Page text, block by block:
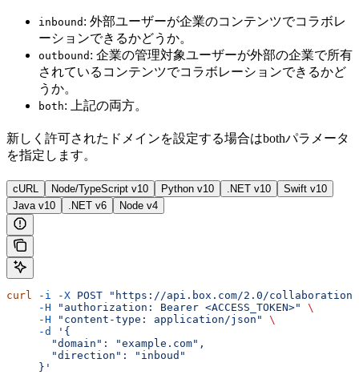
inbound : 外部ユーザーが企業のコンテンツでコラボレ
ーションできるかどうか。
outbound : 企業の管理対象ユーザーが外部の企業で所有
されているコンテンツでコラボレーションできるかど
うか。
both: 上記の両方。
新しく許可されたドメインを設定する場合はbothパラメータ
を指定します。
cURL Node/TypeScript v10 Python v10 .NET v10
Swift v10
Java v10
.NET v6 Node v4
curl -i -X POST "https://api.box.com/2.0/
     -H
"authorization: Bearer <ACCESS_TOKEN>"
\
     -H
"content-type: application/json"
\
     -d
'{
       "domain": "example.com",
       "direction": "inboud"
     }'